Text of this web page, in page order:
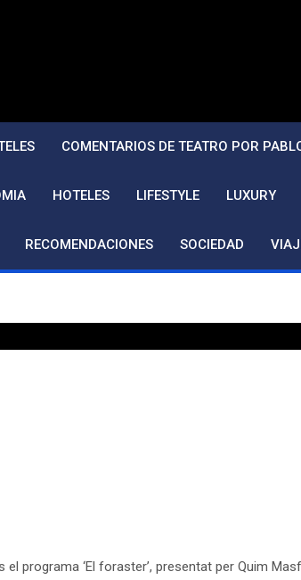
COMENTARIOS DE TEATRO POR
HOTELES LIFESTYLE LUXURY
RECOMENDACIONES SOCIEDAD
programa ‘El foraster’, presentat per Quim